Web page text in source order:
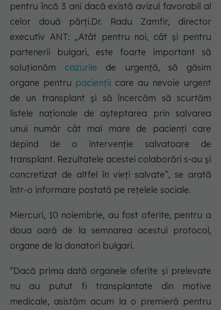
pentru încă 3 ani dacă există avizul favorabil al
celor două părţi.Dr. Radu Zamfir, director
executiv ANT: „Atât pentru noi, cât şi pentru
partenerii bulgari, este foarte important să
soluționăm cazurile de urgență, să găsim
organe pentru pacienții care au nevoie urgent
de un transplant şi să încercăm să scurtăm
listele naţionale de aşteptarea prin salvarea
unui număr cât mai mare de pacienţi care
depind de o intervenţie salvatoare de
transplant. Rezultatele acestei colaborări s-au şi
concretizat de altfel în vieţi salvate”, se arată
într-o informare postată pe rețelele sociale.
Miercuri, 10 noiembrie, au fost oferite, pentru a
doua oară de la semnarea acestui protocol,
organe de la donatori bulgari.
”Dacă prima dată organele oferite şi prelevate
nu au putut fi transplantate din motive
medicale, asistăm acum la o premieră pentru